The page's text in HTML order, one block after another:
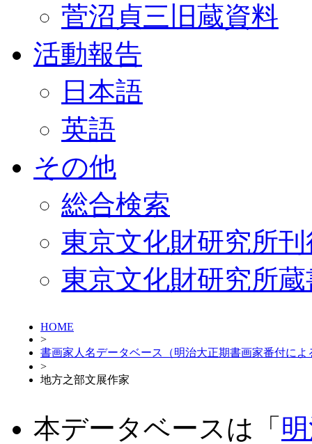
菅沼貞三旧蔵資料
活動報告
日本語
英語
その他
総合検索
東京文化財研究所
東京文化財研究所
HOME
>
書画家人名データベース（明治大正期書画家番付によ
>
地方之部文展作家
本データベースは「